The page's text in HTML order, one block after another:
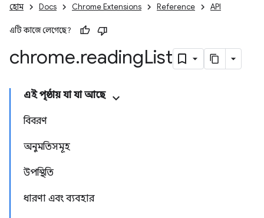
হোম Docs Chrome Extensions Reference API
এটি কাজে লেগেছে?
chrome.readingList
এই পৃষ্ঠায় যা যা আছে
বিবরণ
অনুমতিসমূহ
উপস্থিতি
ধারণা এবং ব্যবহার